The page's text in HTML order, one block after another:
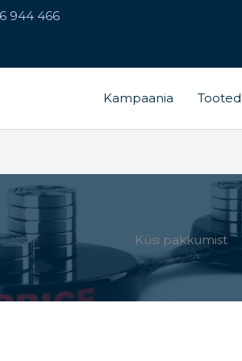
944 466
Kampaania Tooted
Küsi pakkumist